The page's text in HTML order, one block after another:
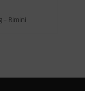
– Rimini